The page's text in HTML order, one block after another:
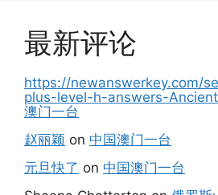
最新评论
https://newanswerkey.com/
plus-level-h-answers-
澳门一台
赵丽颖 on 中国澳门一台
元旦快了 on 中国澳门一台